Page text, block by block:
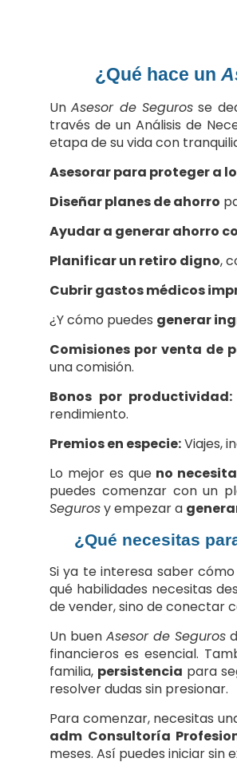
¿Qué hace un
UnAsesor de Segurosse
través de un Análisis de
etapa de su vida con
Asesorar para proteger a
Diseñar planes de ahorro
Ayudar a generar ahorro
Planificar un retiro digno,
Cubrir gastos médicos
¿Y cómo puedes generar
Comisiones por venta de
una comisión.
Bonos por productividad:
rendimiento.
Premios en especie:Viajes,
Lo mejor es que no
puedes comenzar con un
Segurosy empezar a
¿Qué necesitas
Si ya te interesa saber cómo
qué habilidades necesitas
de vender, sino de conectar
Un buenAsesor de Seguros
financieros es esencial.
familia, persistencia para
resolver dudas sin presionar.
Para comenzar, necesitas
adm Consultoría
meses. Así puedes iniciar